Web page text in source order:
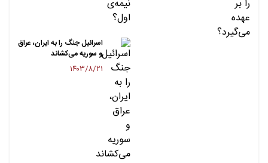
اسرائیل جنگ را به ایران، عراق
و سوریه می‌کشاند
۱۴۰۳/۸/۲۱